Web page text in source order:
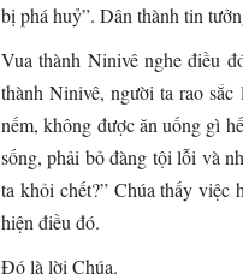
bị phá huỷ”. Dân thành tin
Vua thành Ninivê nghe điều
thành Ninivê, người ta rao
nếm, không được ăn uống gì
sống, phải bỏ đàng tội lỗi và
ta khỏi chết?” Chúa thấy
hiện điều đó.
Ðó là lời Chúa.